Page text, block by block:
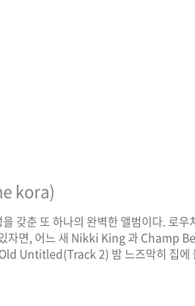
의 삶은 죽을 때까지 유예하기만 하는
kora)
갖춘 또 하나의 완벽한 앨범이다. 로우
자면, 어느 새 Nikki King 과 Champ
Untitled(Track 2) 밤 느즈막히 집에